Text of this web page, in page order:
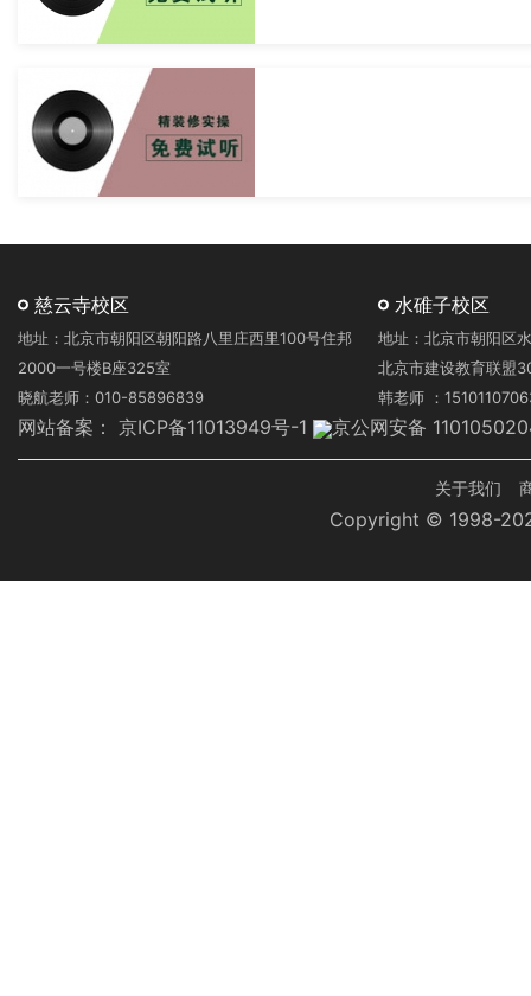
慈云寺校区
地址：北京市朝阳区朝阳路八里庄西里100号住邦
2000一号楼B座325室
晓航老师：010-85896839
水碓子校区
地址：北京市朝阳区
北京市建设教育联盟
韩老师 ：
网站备案： 京ICP备11013949号-1 京公网安备
关于我们
Copyright © 1998-